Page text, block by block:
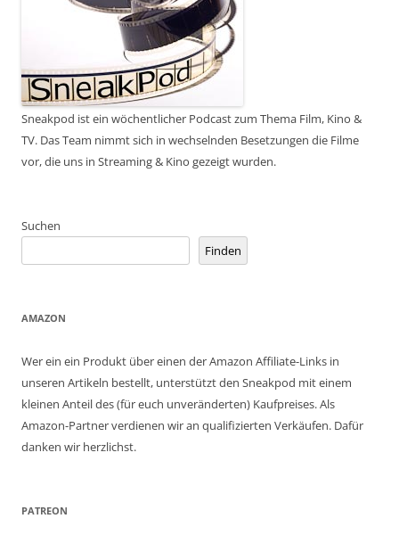
Sneakpod ist ein wöchentlicher Podcast zum Thema Film, Kino &
TV. Das Team nimmt sich in wechselnden Besetzungen die Filme
vor, die uns in Streaming & Kino gezeigt wurden.
Suchen
Finden
AMAZON
Wer ein ein Produkt über einen der Amazon Affiliate-Links in
unseren Artikeln bestellt, unterstützt den Sneakpod mit einem
kleinen Anteil des (für euch unveränderten) Kaufpreises. Als
Amazon-Partner verdienen wir an qualifizierten Verkäufen. Dafür
danken wir herzlichst.
PATREON